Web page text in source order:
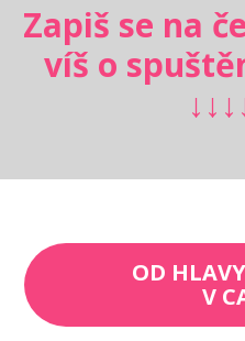
Zapiš se na
víš o
OD
V